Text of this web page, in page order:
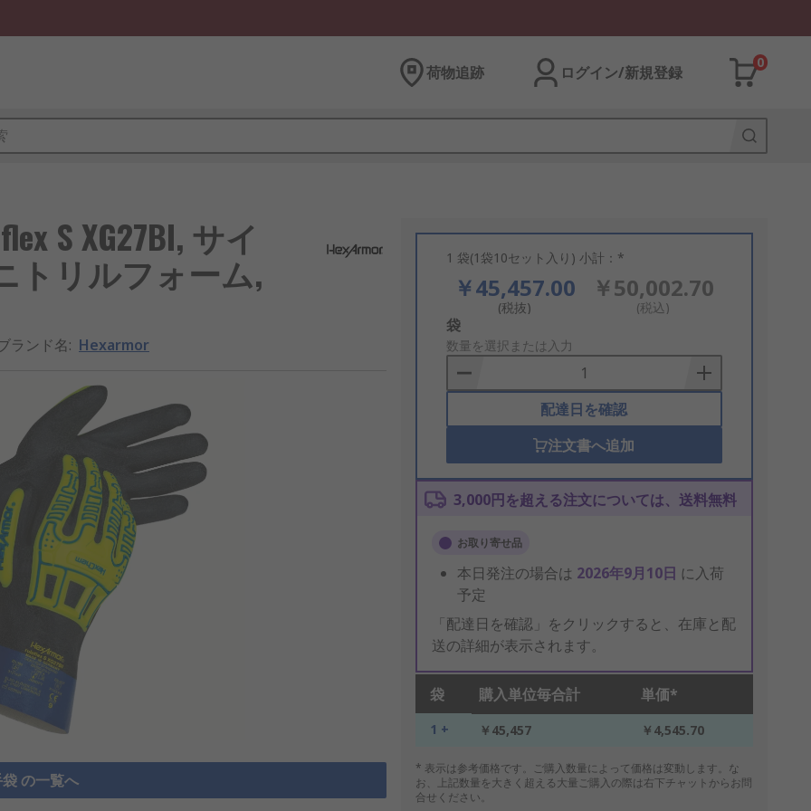
荷物追跡 ログイン/新規登録
0
S XG27BI, サイ
トリルフォーム,
ランド名: Hexarmor
の一覧へ
1 袋(1袋10セット入り) 小計：*
￥45,457.00
(税抜)
￥50,002.70
(税込)
Add
to
Basket
袋
数量を選択または入力
配達日を確認
注文書へ追加
3,000円を超える注文については、送料無料
お取り寄せ品
本日発注の場合は 2026年9月10日 に入荷
予定
「配達日を確認」をクリックすると、在庫と配
送の詳細が表示されます。
袋 購入単位毎合計 単価*
1 + ￥45,457 ￥4,545.70
* 表示は参考価格です。ご購入数量によって価格は変動します。な
お、上記数量を大きく超える大量ご購入の際は右下チャットからお問
合せください。